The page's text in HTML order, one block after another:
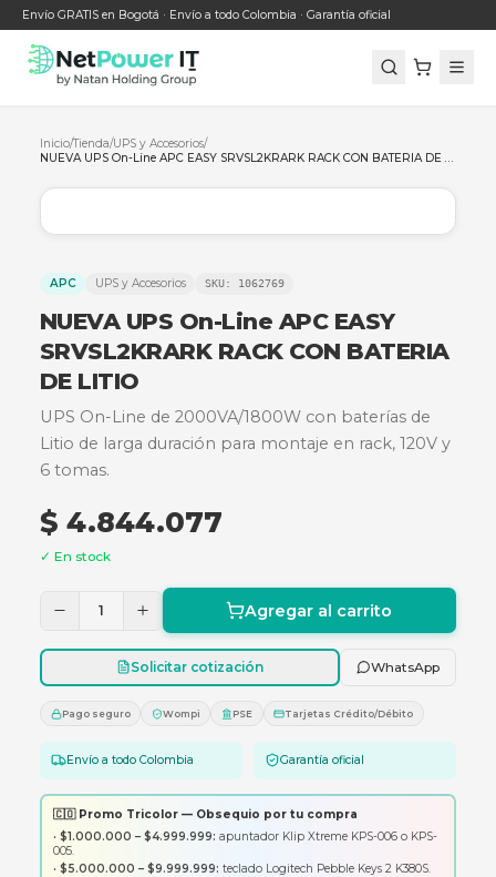
Envío GRATIS en Bogotá · Envío a todo Colombia · Garantía oficial
APC UPS y Accesorios SKU:1062769
NUEVA UPS On-Line APC EASY
SRVSL2KRARK RACK CON
DE LITIO
Litio de larga duración para montaje en rack,
6 tomas.
$ 4.844.077
✓ En stock
1 Agregar al carrito
Pago seguro Wompi PSE Tarjetas Crédito/Débito